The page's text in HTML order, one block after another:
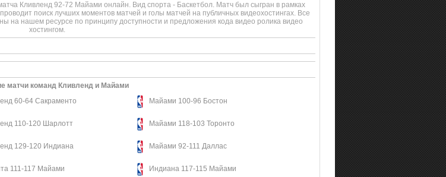
Кливленд 92-72 Майами онлайн. Вид спорта - Баскетбол. Матч был сыгран в рамках
поиск лучших моментов матчей и голы матчей на публичных видеохостингах. Все
на нашем ресурсе по принципу доступности и предложения кода видео ролика видео
хостингом.
матчи команд Кливленд и Майами
60-64 Сакраменто Майами 100-96 Бостон
110-120 Шарлотт Майами 118-103 Торонто
129-120 Индиана Майами 92-111 Даллас
111-117 Майами Индиана 117-115 Майами